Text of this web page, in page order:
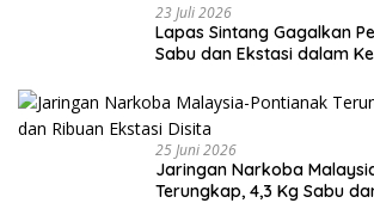
23 Juli 2026
Lapas Sintang Gagalkan
Sabu dan Ekstasi dalam
25 Juni 2026
Jaringan Narkoba
Terungkap, 4,3 Kg Sabu